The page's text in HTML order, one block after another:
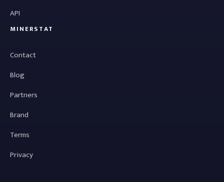
API
MINERSTAT
Contact
Blog
Partners
Brand
Terms
Privacy